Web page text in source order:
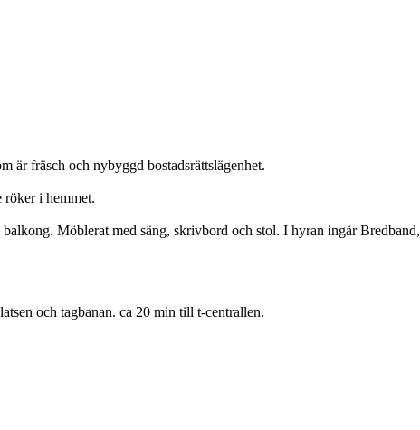
är fräsch och nybyggd bostadsrättslägenhet.
röker i hemmet.
Möblerat med säng, skrivbord och stol. I hyran ingår Bredband,
och tagbanan. ca 20 min till t-centrallen.